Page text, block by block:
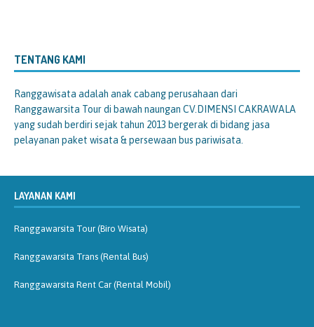
TENTANG KAMI
Ranggawisata adalah anak cabang perusahaan dari
Ranggawarsita Tour di bawah naungan CV.DIMENSI CAKRAWALA
yang sudah berdiri sejak tahun 2013 bergerak di bidang jasa
pelayanan paket wisata & persewaan bus pariwisata.
LAYANAN KAMI
Ranggawarsita Tour (Biro Wisata)
Ranggawarsita Trans (Rental Bus)
Ranggawarsita Rent Car (Rental Mobil)